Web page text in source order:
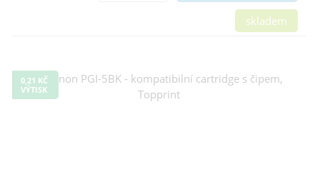
skladem
0,21 KČ
VÝTISK